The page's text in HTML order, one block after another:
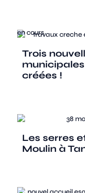
en cours
Trois
créées !
Les serres
Moulin à